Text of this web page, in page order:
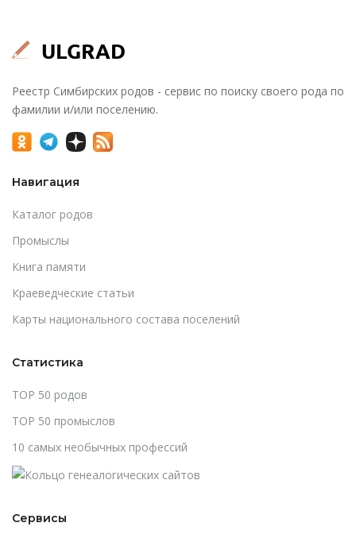
Реестр Симбирских родов - сервис по поиску своего рода по
фамилии и/или поселению.
Навигация
Каталог родов
Промыслы
Книга памяти
Краеведческие статьи
Карты национального состава поселений
Статистика
TOP 50 родов
TOP 50 промыслов
10 самых необычных профессий
Сервисы